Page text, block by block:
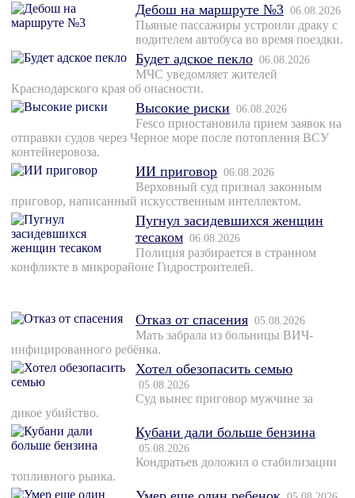
Дебош на маршруте №3 06.08.2026
Пьяные пассажиры устроили драку с
водителем автобуса во время поездки.
Будет адское пекло 06.08.2026
МЧС уведомляет жителей
Краснодарского края об опасности.
Высокие риски 06.08.2026
Fesco приостановила прием заявок на
отправки судов через Черное море после потопления ВСУ
контейнеровоза.
ИИ приговор 06.08.2026
Верховный суд признал законным
приговор, написанный искусственным интеллектом.
Пугнул засидевшихся женщин
тесаком 06.08.2026
Полиция разбирается в странном
конфликте в микрорайоне Гидростроителей.
Отказ от спасения 05.08.2026
Мать забрала из больницы ВИЧ-
инфицированного ребёнка.
Хотел обезопасить семью
05.08.2026
Суд вынес приговор мужчине за
дикое убийство.
Кубани дали больше бензина
05.08.2026
Кондратьев доложил о стабилизации
топливного рынка.